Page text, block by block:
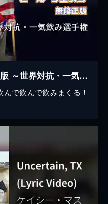
ビール・フェスタ 無修正版 ～世界対抗・一気飲み選手権
で飲んで飲みまくる！